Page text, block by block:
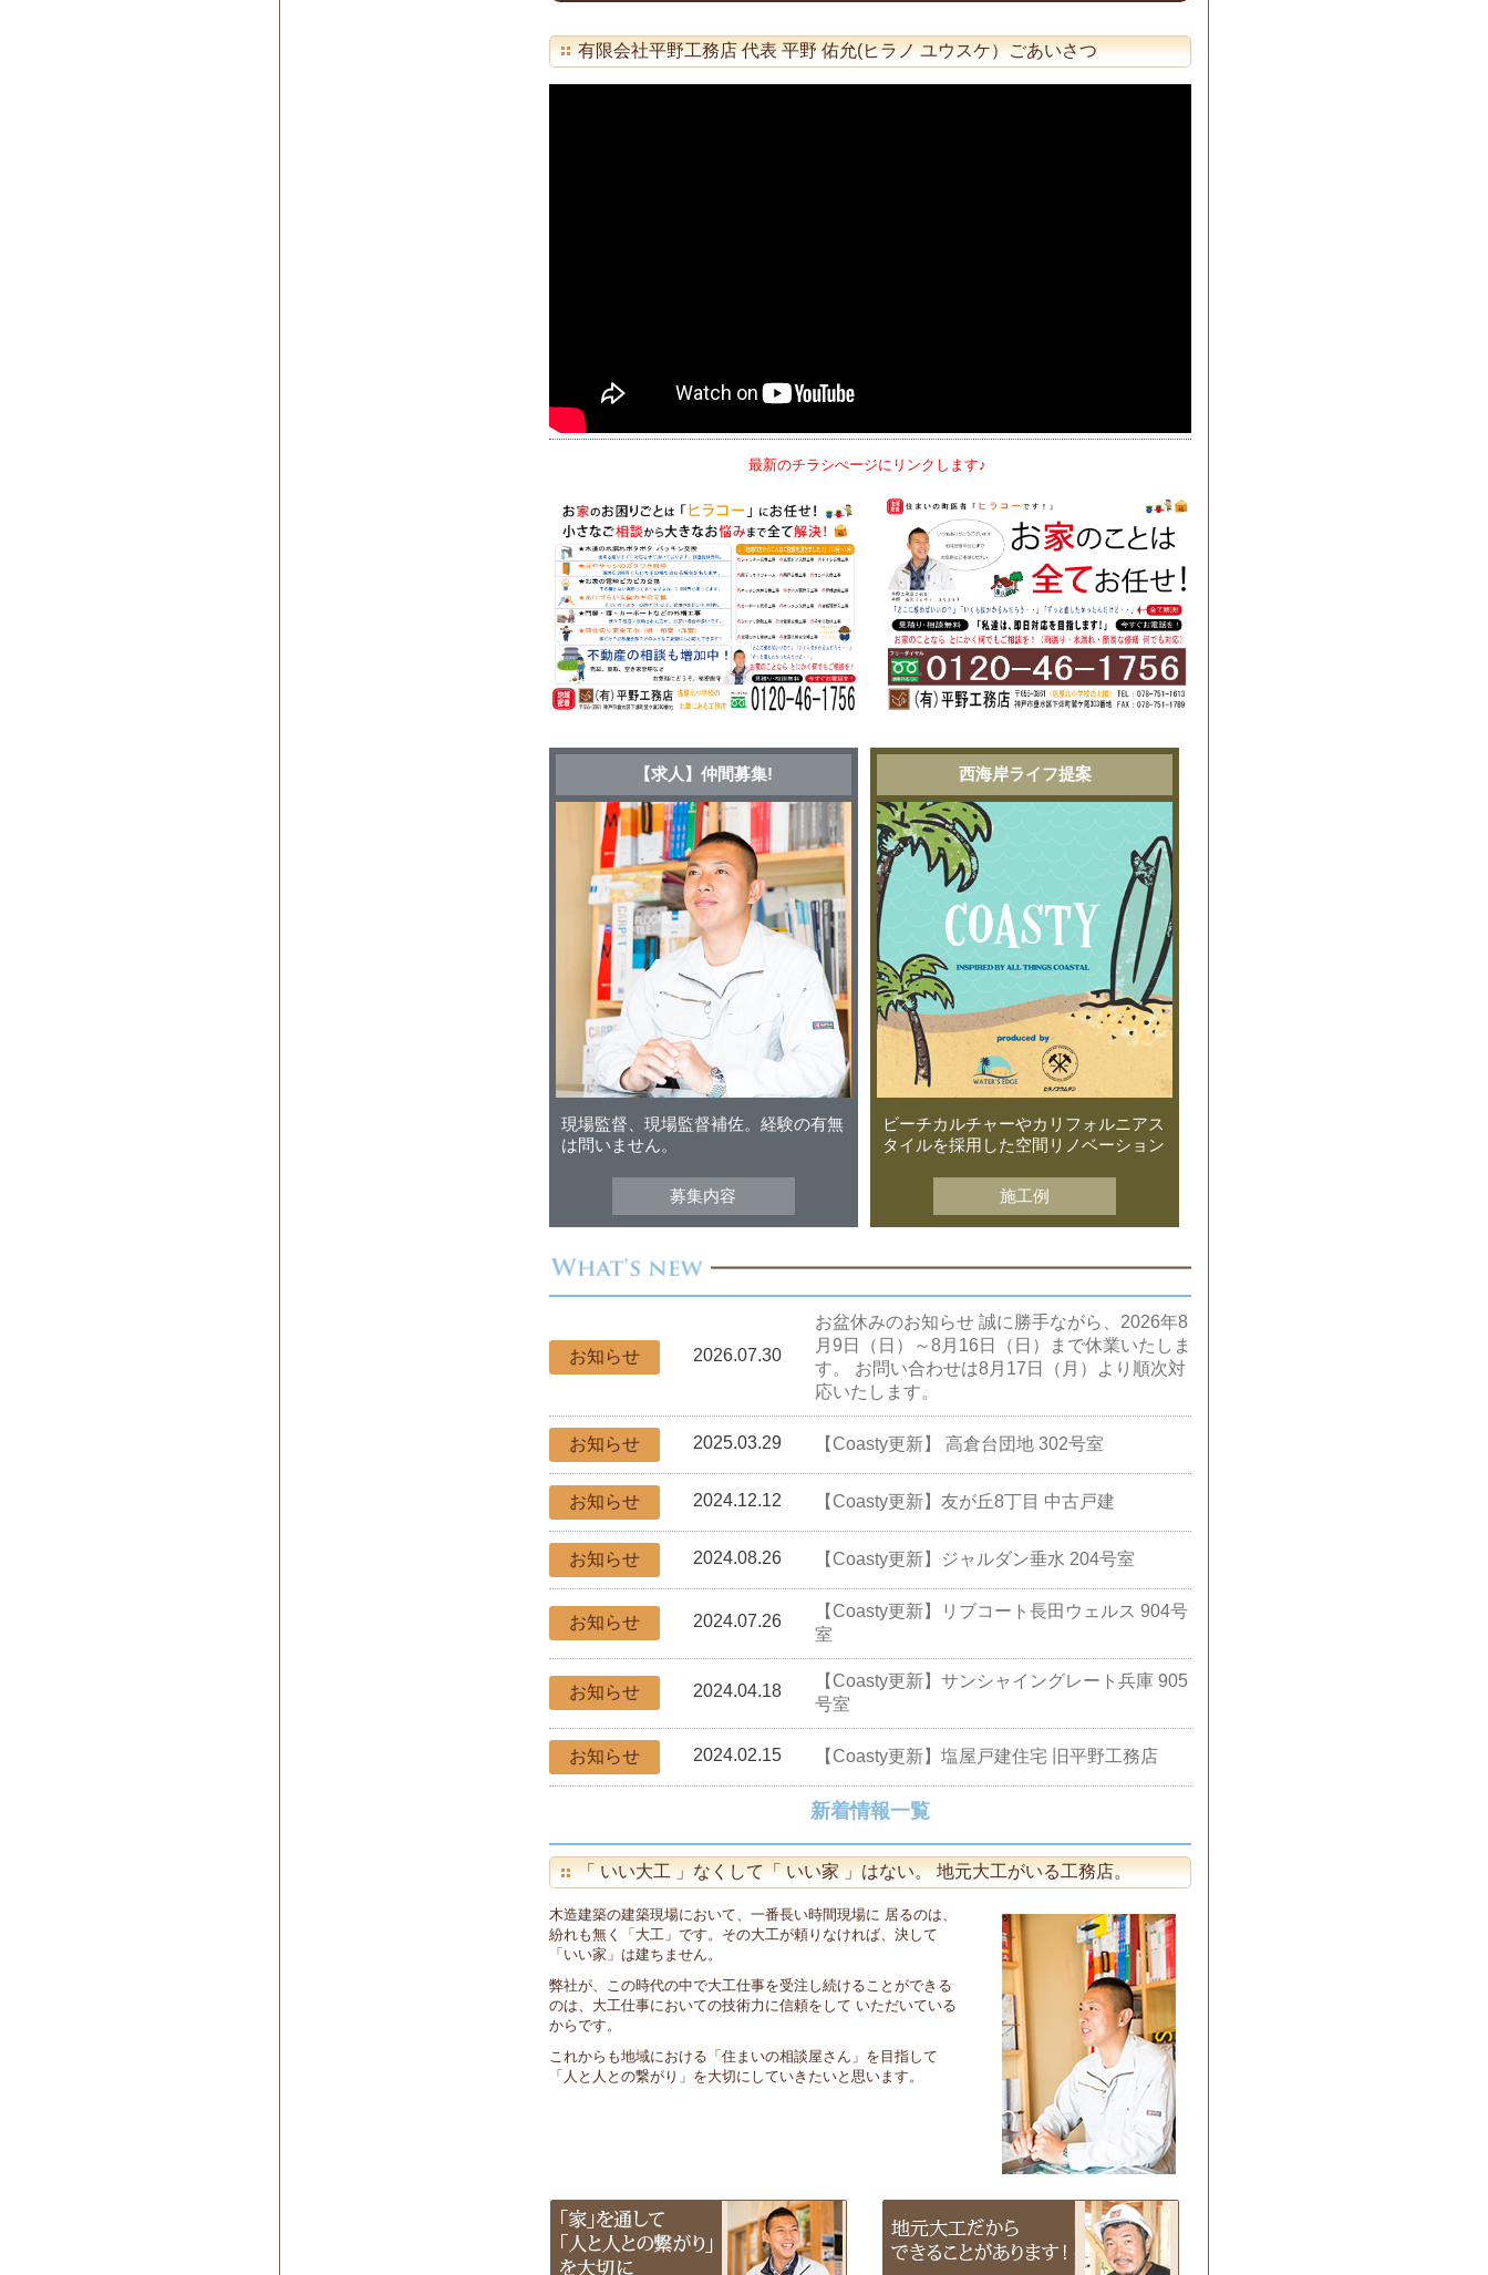
有限会社平野工務店 代表 平野 佑允(ヒラノ ユウスケ）ごあいさつ
最新のチラシぺージにリンクします♪
【求人】仲間募集!
現場監督、現場監督補佐。経験の有無
は問いません。
募集内容
西海岸ライフ提案
ビーチカルチャーやカリフォルニアス
タイルを採用した空間リノベーション
施工例
お知らせ 2026.07.30
お盆休みのお知らせ 誠に勝手ながら、2026年8
月9日（日）～8月16日（日）まで休業いたしま
す。 お問い合わせは8月17日（月）より順次対
応いたします。
お知らせ 2025.03.29 【Coasty更新】 高倉台団地 302号室
お知らせ 2024.12.12 【Coasty更新】友が丘8丁目 中古戸建
お知らせ 2024.08.26 【Coasty更新】ジャルダン垂水 204号室
お知らせ 2024.07.26
【Coasty更新】リブコート長田ウェルス 904号
室
お知らせ 2024.04.18
【Coasty更新】サンシャイングレート兵庫 905
号室
お知らせ 2024.02.15 【Coasty更新】塩屋戸建住宅 旧平野工務店
新着情報一覧
「 いい大工 」なくして「 いい家 」はない。 地元大工がいる工務店。
木造建築の建築現場において、一番長い時間現場に 居るのは、
紛れも無く「大工」です。その大工が頼りなければ、決して
「いい家」は建ちません。
弊社が、この時代の中で大工仕事を受注し続けることができる
のは、大工仕事においての技術力に信頼をして いただいている
からです。
これからも地域における「住まいの相談屋さん」を目指して
「人と人との繋がり」を大切にしていきたいと思います。